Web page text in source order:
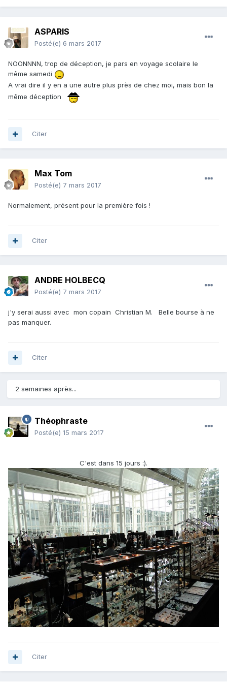
ASPARIS
Posté(e) 6 mars 2017
NOONNNN, trop de déception, je pars en voyage scolaire le
même samedi
A vrai dire il y en a une autre plus près de chez moi, mais bon la
même déception
Citer
Max Tom
Posté(e) 7 mars 2017
Normalement, présent pour la première fois !
Citer
ANDRE HOLBECQ
Posté(e) 7 mars 2017
j'y serai aussi avec mon copain Christian M. Belle bourse à ne
pas manquer.
Citer
2 semaines après...
Théophraste
Posté(e) 15 mars 2017
C'est dans 15 jours :).
Citer